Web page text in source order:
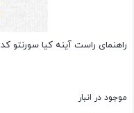
راهنمای راست آینه کیا سورنتو کد 87623c5000
موجود در انبار